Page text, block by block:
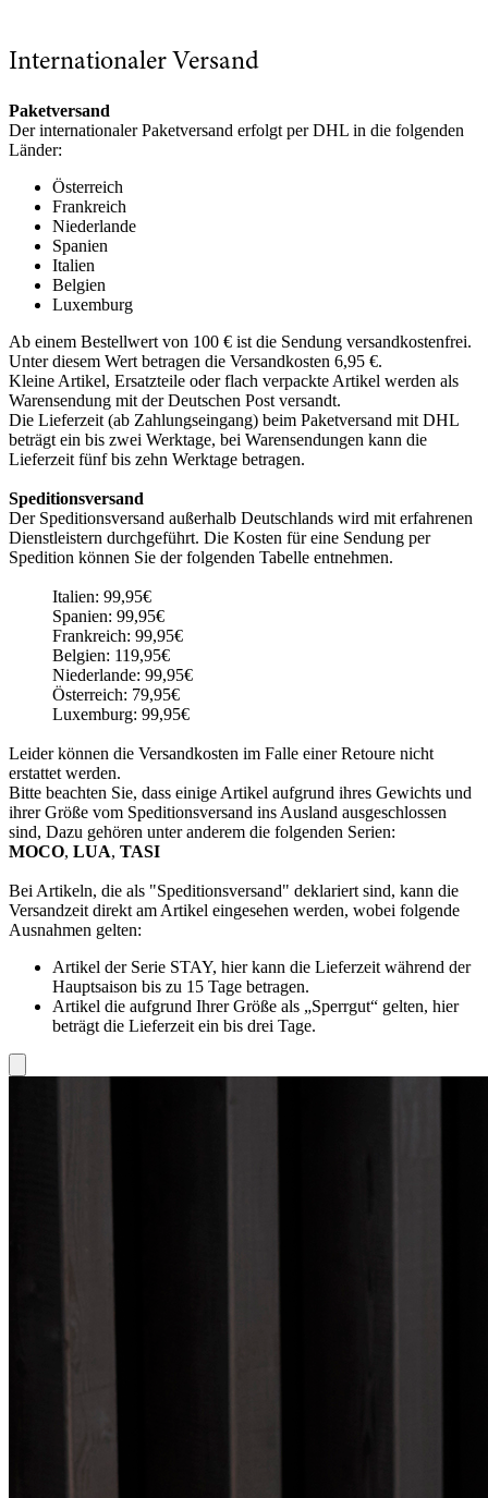
Internationaler Versand
Paketversand
Der internationaler Paketversand erfolgt per DHL in die folgenden
Länder:
Österreich
Frankreich
Niederlande
Spanien
Italien
Belgien
Luxemburg
Ab einem Bestellwert von 100 € ist die Sendung versandkostenfrei.
Unter diesem Wert betragen die Versandkosten 6,95 €.
Kleine Artikel, Ersatzteile oder flach verpackte Artikel werden als
Warensendung mit der Deutschen Post versandt.
Die Lieferzeit (ab Zahlungseingang) beim Paketversand mit DHL
beträgt ein bis zwei Werktage, bei Warensendungen kann die
Lieferzeit fünf bis zehn Werktage betragen.
Speditionsversand
Der Speditionsversand außerhalb Deutschlands wird mit erfahrenen
Dienstleistern durchgeführt. Die Kosten für eine Sendung per
Spedition können Sie der folgenden Tabelle entnehmen.
Italien: 99,95€
Spanien: 99,95€
Frankreich: 99,95€
Belgien: 119,95€
Niederlande: 99,95€
Österreich: 79,95€
Luxemburg: 99,95€
Leider können die Versandkosten im Falle einer Retoure nicht
erstattet werden.
Bitte beachten Sie, dass einige Artikel aufgrund ihres Gewichts und
ihrer Größe vom Speditionsversand ins Ausland ausgeschlossen
sind, Dazu gehören unter anderem die folgenden Serien:
MOCO, LUA, TASI
Bei Artikeln, die als "Speditionsversand" deklariert sind, kann die
Versandzeit direkt am Artikel eingesehen werden, wobei folgende
Ausnahmen gelten:
Artikel der Serie STAY, hier kann die Lieferzeit während der
Hauptsaison bis zu 15 Tage betragen.
Artikel die aufgrund Ihrer Größe als „Sperrgut“ gelten, hier
beträgt die Lieferzeit ein bis drei Tage.